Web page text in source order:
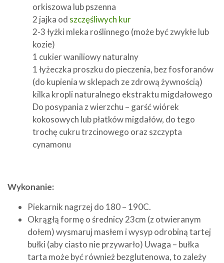
orkiszowa lub pszenna
2 jajka od szczęśliwych kur
2-3 łyżki mleka roślinnego (może być zwykłe lub
kozie)
1 cukier waniliowy naturalny
1 łyżeczka proszku do pieczenia, bez fosforanów
(do kupienia w sklepach ze zdrową żywnością)
kilka kropli naturalnego ekstraktu migdałowego
Do posypania z wierzchu – garść wiórek
kokosowych lub płatków migdałów, do tego
trochę cukru trzcinowego oraz szczypta
cynamonu
Wykonanie:
Piekarnik nagrzej do 180 – 190C.
Okrągłą formę o średnicy 23cm (z otwieranym
dołem) wysmaruj masłem i wysyp odrobiną tartej
bułki (aby ciasto nie przywarło) Uwaga – bułka
tarta może być również bezglutenowa, to zależy